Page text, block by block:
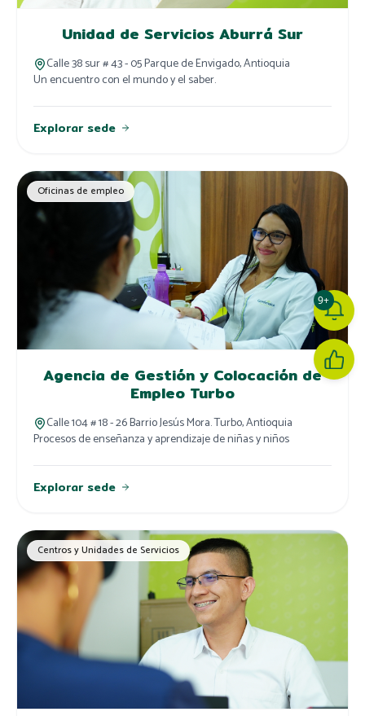
9+
Unidad de Servicios Aburrá Sur
Calle 38 sur # 43 - 05 Parque de Envigado, Antioquia
Un encuentro con el mundo y el saber.
Explorar sede
Oficinas de empleo
Agencia de Gestión y Colocación de
Empleo Turbo
Calle 104 # 18 - 26 Barrio Jesús Mora. Turbo, Antioquia
Procesos de enseñanza y aprendizaje de niñas y niños
Explorar sede
Centros y Unidades de Servicios